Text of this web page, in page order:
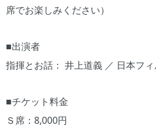
席でお楽しみください）
■出演者
指揮とお話： 井上道義 ／ 日本フ
■チケット料金
Ｓ席：8,000円